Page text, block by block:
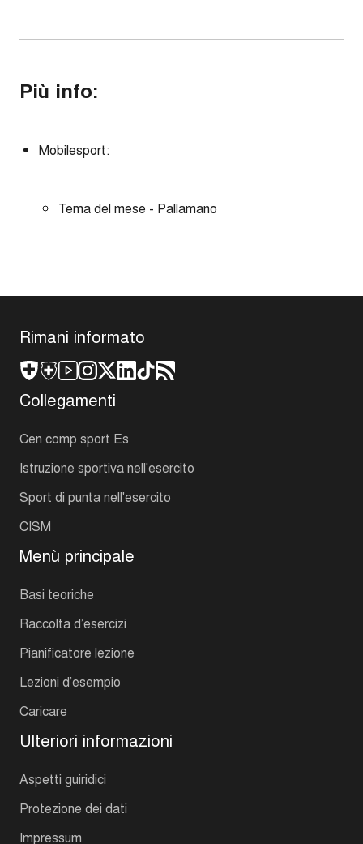
Più info:
Mobilesport:
Tema del mese - Pallamano
Rimani informato
Collegamenti
Cen comp sport Es
Istruzione sportiva nell'esercito
Sport di punta nell'esercito
CISM
Menù principale
Basi teoriche
Raccolta d’esercizi
Pianificatore lezione
Lezioni d’esempio
Caricare
Ulteriori informazioni
Aspetti guiridici
Protezione dei dati
Impressum